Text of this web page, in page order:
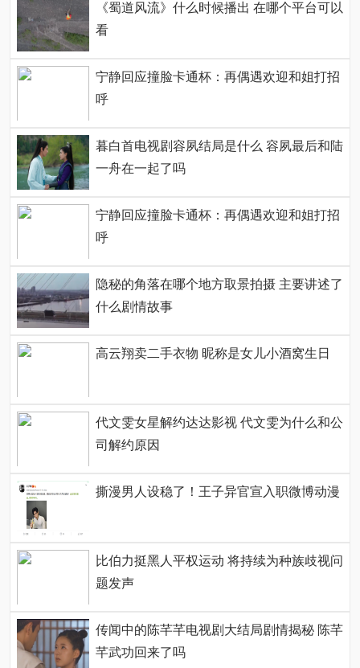
《蜀道风流》什么时候播出 在哪个平台可以
看
宁静回应撞脸卡通杯：再偶遇欢迎和姐打招
呼
暮白首电视剧容夙结局是什么 容夙最后和陆
一舟在一起了吗
宁静回应撞脸卡通杯：再偶遇欢迎和姐打招
呼
隐秘的角落在哪个地方取景拍摄 主要讲述了
什么剧情故事
高云翔卖二手衣物 昵称是女儿小酒窝生日
代文雯女星解约达达影视 代文雯为什么和公
司解约原因
撕漫男人设稳了！王子异官宣入职微博动漫
比伯力挺黑人平权运动 将持续为种族歧视问
题发声
传闻中的陈芊芊电视剧大结局剧情揭秘 陈芊
芊武功回来了吗